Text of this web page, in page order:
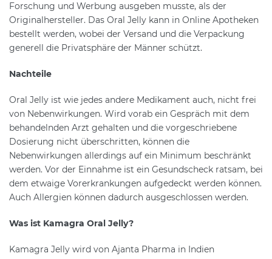
Forschung und Werbung ausgeben musste, als der
Originalhersteller. Das Oral Jelly kann in Online Apotheken
bestellt werden, wobei der Versand und die Verpackung
generell die Privatsphäre der Männer schützt.
Nachteile
Oral Jelly ist wie jedes andere Medikament auch, nicht frei
von Nebenwirkungen. Wird vorab ein Gespräch mit dem
behandelnden Arzt gehalten und die vorgeschriebene
Dosierung nicht überschritten, können die
Nebenwirkungen allerdings auf ein Minimum beschränkt
werden. Vor der Einnahme ist ein Gesundscheck ratsam, bei
dem etwaige Vorerkrankungen aufgedeckt werden können.
Auch Allergien können dadurch ausgeschlossen werden.
Was ist Kamagra Oral Jelly?
Kamagra Jelly wird von Ajanta Pharma in Indien